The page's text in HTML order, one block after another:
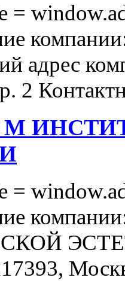
=
адрес
2
М
=